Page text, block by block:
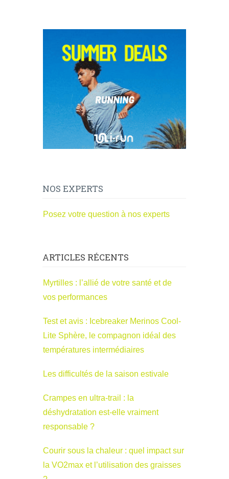
NOS EXPERTS
Posez votre question à nos experts
ARTICLES RÉCENTS
Myrtilles : l’allié de votre santé et de
vos performances
Test et avis : Icebreaker Merinos Cool-
Lite Sphère, le compagnon idéal des
températures intermédiaires
Les difficultés de la saison estivale
Crampes en ultra-trail : la
déshydratation est-elle vraiment
responsable ?
Courir sous la chaleur : quel impact sur
la VO2max et l’utilisation des graisses